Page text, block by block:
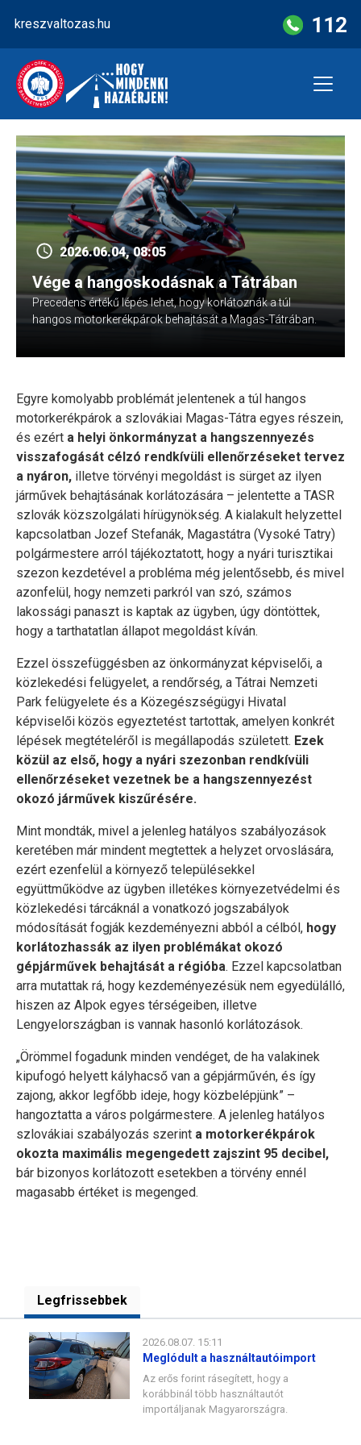
content
kreszvaltozas.hu 112
2026.06.04, 08:05
Vége a hangoskodásnak a Tátrában
Precedens értékű lépés lehet, hogy korlátoznák a túl
hangos motorkerékpárok behajtását a Magas-Tátrában.
Egyre komolyabb problémát jelentenek a túl hangos
motorkerékpárok a szlovákiai Magas-Tátra egyes részein,
és ezért a helyi önkormányzat a hangszennyezés
visszafogását célzó rendkívüli ellenőrzéseket tervez
a nyáron, illetve törvényi megoldást is sürget az ilyen
járművek behajtásának korlátozására – jelentette a TASR
szlovák közszolgálati hírügynökség. A kialakult helyzettel
kapcsolatban Jozef Stefanák, Magastátra (Vysoké Tatry)
polgármestere arról tájékoztatott, hogy a nyári turisztikai
szezon kezdetével a probléma még jelentősebb, és mivel
azonfelül, hogy nemzeti parkról van szó, számos
lakossági panaszt is kaptak az ügyben, úgy döntöttek,
hogy a tarthatatlan állapot megoldást kíván.
Ezzel összefüggésben az önkormányzat képviselői, a
közlekedési felügyelet, a rendőrség, a Tátrai Nemzeti
Park felügyelete és a Közegészségügyi Hivatal
képviselői közös egyeztetést tartottak, amelyen konkrét
lépések megtételéről is megállapodás született. Ezek
közül az első, hogy a nyári szezonban rendkívüli
ellenőrzéseket vezetnek be a hangszennyezést
okozó járművek kiszűrésére.
Mint mondták, mivel a jelenleg hatályos szabályozások
keretében már mindent megtettek a helyzet orvoslására,
ezért ezenfelül a környező településekkel
együttműködve az ügyben illetékes környezetvédelmi és
közlekedési tárcáknál a vonatkozó jogszabályok
módosítását fogják kezdeményezni abból a célból, hogy
korlátozhassák az ilyen problémákat okozó
gépjárművek behajtását a régióba. Ezzel kapcsolatban
arra mutattak rá, hogy kezdeményezésük nem egyedülálló,
hiszen az Alpok egyes térségeiben, illetve
Lengyelországban is vannak hasonló korlátozások.
„Örömmel fogadunk minden vendéget, de ha valakinek
kipufogó helyett kályhacső van a gépjárművén, és így
zajong, akkor legfőbb ideje, hogy közbelépjünk” –
hangoztatta a város polgármestere. A jelenleg hatályos
szlovákiai szabályozás szerint a motorkerékpárok
okozta maximális megengedett zajszint 95 decibel,
bár bizonyos korlátozott esetekben a törvény ennél
magasabb értéket is megenged.
Legfrissebbek
2026.08.07. 15:11
Meglódult a használtautóimport
Az erős forint rásegített, hogy a
korábbinál több használtautót
importáljanak Magyarországra.